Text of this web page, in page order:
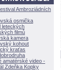
Ambroziádních
osmička
leteckých
filmů
kamera
kohout
kraťas
amatérské video -
Zdeňka Kopky